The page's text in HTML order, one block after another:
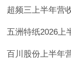
超频三上半年营
五洲特纸2026上
百川股份上半年